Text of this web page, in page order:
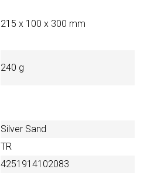
215 x 100 x 300 mm
240 g
Silver Sand
TR
4251914102083